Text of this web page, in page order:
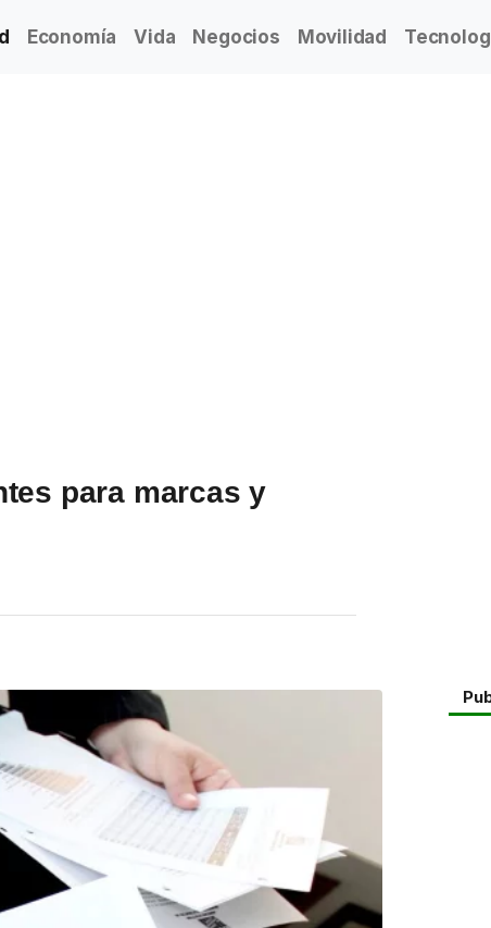
Economía Vida Negocios Movilidad
para marcas y